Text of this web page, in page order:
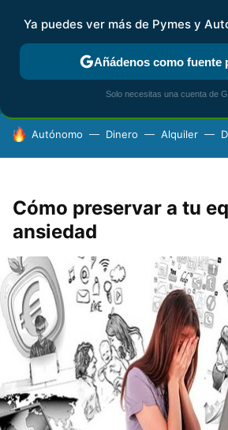
FISCALIDAD Y CONTABILIDAD KIT
HOY SE HABLA DE
Autónomo Dinero Alquiler
Cómo preservar a tu
ansiedad
Ya puedes ver más de Pymes y
Añádenos como fuente
Solo necesitas una cuenta de